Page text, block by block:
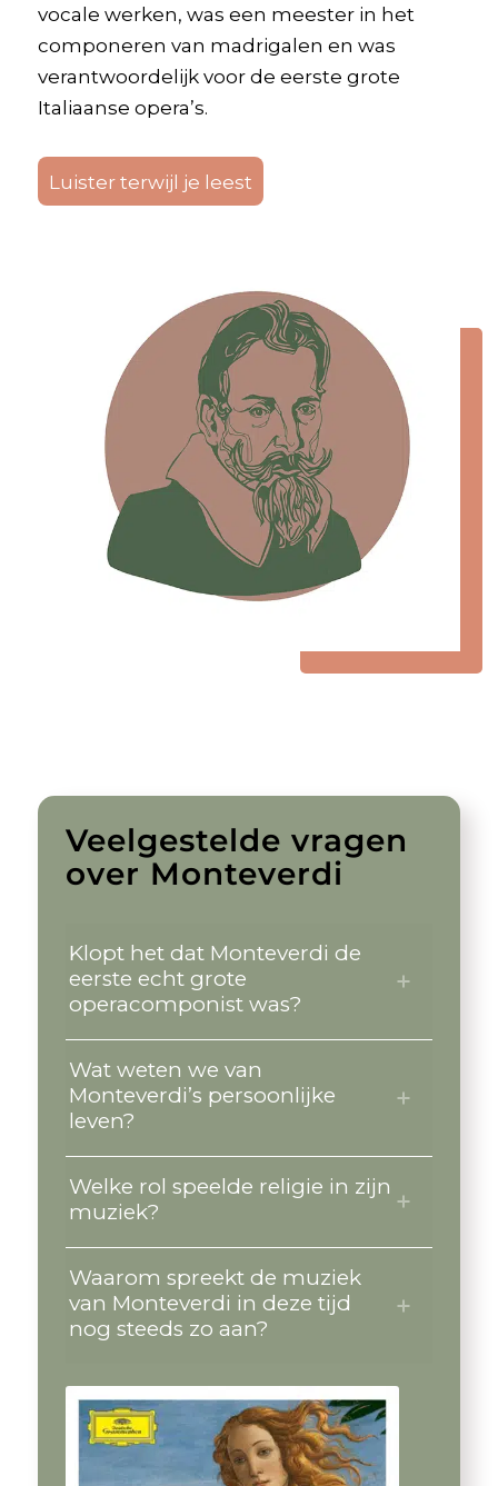
vocale werken, was een meester in het
componeren van madrigalen en was
verantwoordelijk voor de eerste grote
Italiaanse opera’s.
Luister terwijl je leest
Veelgestelde vragen
over Monteverdi
Klopt het dat Monteverdi de
eerste echt grote
operacomponist was?
Wat weten we van
Monteverdi’s persoonlijke
leven?
Welke rol speelde religie in zijn
muziek?
Waarom spreekt de muziek
van Monteverdi in deze tijd
nog steeds zo aan?